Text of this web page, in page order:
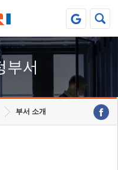
부서
부서 소개